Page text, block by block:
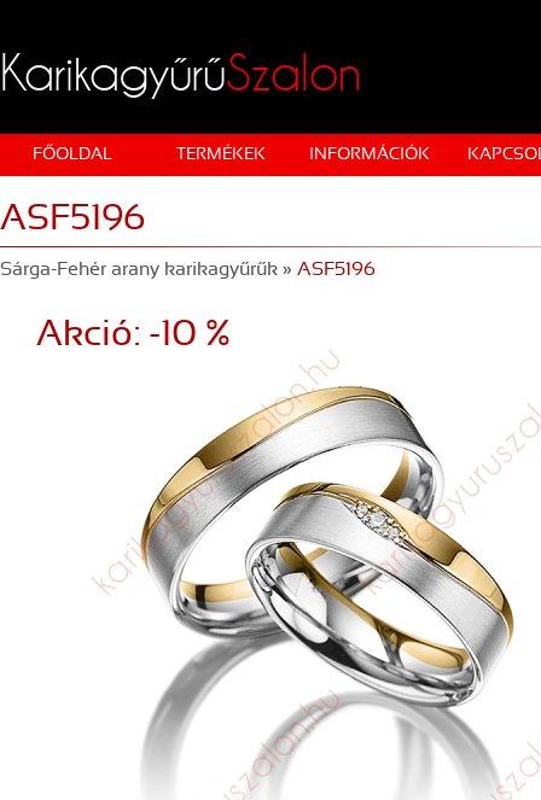
KarikagyűrűSzalon
FŐOLDAL TERMÉKEK INFORMÁCIÓK
ASF5196
Sárga-Fehér arany karikagyűrűk » ASF5196
Akció: -10 %